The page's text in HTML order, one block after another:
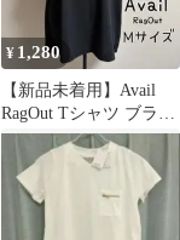
¥ 1,280
【新品未着用】Avail
RagOut Tシャツ ブラッ
ク M